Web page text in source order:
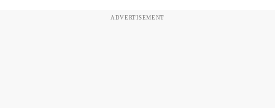
ADVERTISEMENT